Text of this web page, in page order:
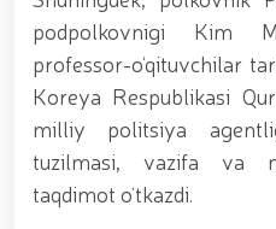
shaxslar yashash
o‘tkazildi. // “8-mart –
munosabati bilan Milliy
yuritib kyelayotgan
tadbiri tashkil etildi //
korrupsiyadan xoli muhitni
yig‘ini o‘tkazildi //
vatanparvarlik
B.Tashmatov Toshkent
podpolkovnigi Kim
professor-o‘qituvchilar
Koreya Respublikasi
milliy politsiya
tuzilmasi, vazifa va
taqdimot o‘tkazdi.